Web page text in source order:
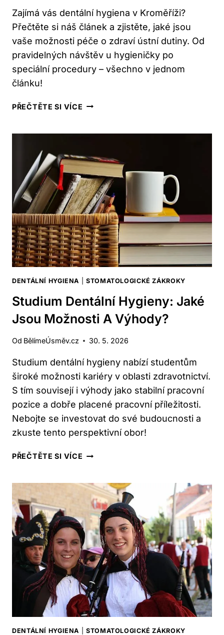
Zajímá vás dentální hygiena v Kroměříži?
Přečtěte si náš článek a zjistěte, jaké jsou
vaše možnosti péče o zdraví ústní dutiny. Od
pravidelných návštěv u hygieničky po
speciální procedury – všechno v jednom
článku!
PŘEČTĚTE SI VÍCE KROMĚŘÍŽ:
JSOU
VAŠE
MOŽNOSTI?
DENTÁLNÍ HYGIENA STOMATOLOGICKÉ ZÁKROKY
Studium Dentální Hygieny: Jaké
Jsou Možnosti A Výhody?
Od BělímeÚsměv.cz 30. 5. 2026
Studium dentální hygieny nabízí studentům
široké možnosti kariéry v oblasti zdravotnictví.
S tím souvisejí i výhody jako stabilní pracovní
pozice a dobře placené pracovní příležitosti.
Nebojte se investovat do své budoucnosti a
zkuste tento perspektivní obor!
PŘEČTĚTE SI VÍCE STUDIUM
JAKÉ
JSOU
MOŽNOSTI
A
VÝHODY?
DENTÁLNÍ HYGIENA STOMATOLOGICKÉ ZÁKROKY